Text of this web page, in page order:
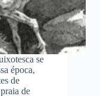
se
época,
de
de